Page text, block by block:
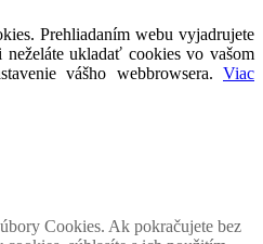
Prehliadaním webu vyjadrujete
ukladať cookies vo vašom
vášho webbrowsera. Viac
Cookies. Ak pokračujete bez